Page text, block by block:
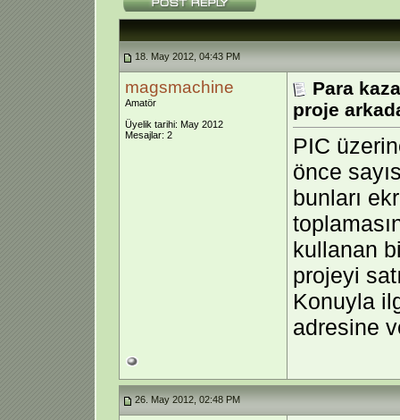
18. May 2012, 04:43 PM
magsmachine
Amatör
Üyelik tarihi: May 2012
Mesajlar: 2
Para
proje
PIC
önce
bunları
kullanan
projeyi
Konuyla
adresine
26. May 2012, 02:48 PM